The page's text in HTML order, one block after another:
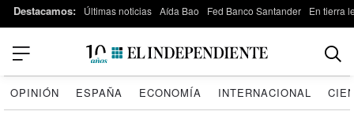
Destacamos: Últimas noticias Aída Bao Fed Banco Santander En tierra
OPINIÓN ESPAÑA ECONOMÍA INTERNACIONAL